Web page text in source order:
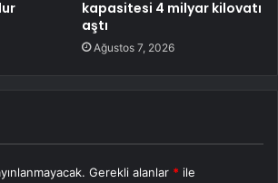
kapasitesi 4 milyar kilovatı
aştı
Ağustos 7, 2026
Gerekli alanlar * ile